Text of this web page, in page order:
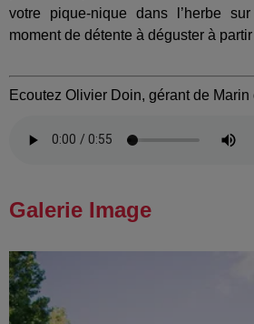
votre pique-nique dans l’herbe
moment de détente à déguster à
Ecoutez Olivier Doin, gérant de
Galerie Image